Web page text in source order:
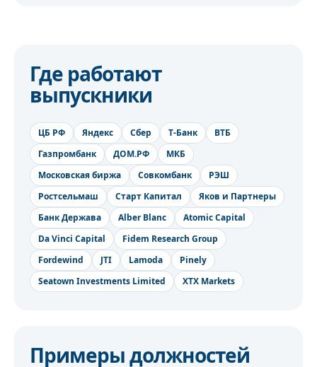
Где работают
выпускники
ЦБ РФ Яндекс Сбер Т-Банк
ВТБ
Газпромбанк
ДОМ.РФ
МКБ
Московская биржа
Совкомбанк
РЭШ
Ростсельмаш
Старт Капитал
Яков и Партнеры
Банк Держава
Alber Blanc
Atomic Capital
Da Vinci Capital
Fidem Research Group
Fordewind
JTI Lamoda
Pinely
Seatown Investments Limited
XTX Markets
Примеры должностей